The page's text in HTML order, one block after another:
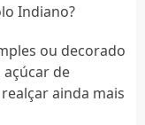
Indiano?
ou decorado
de
ainda mais